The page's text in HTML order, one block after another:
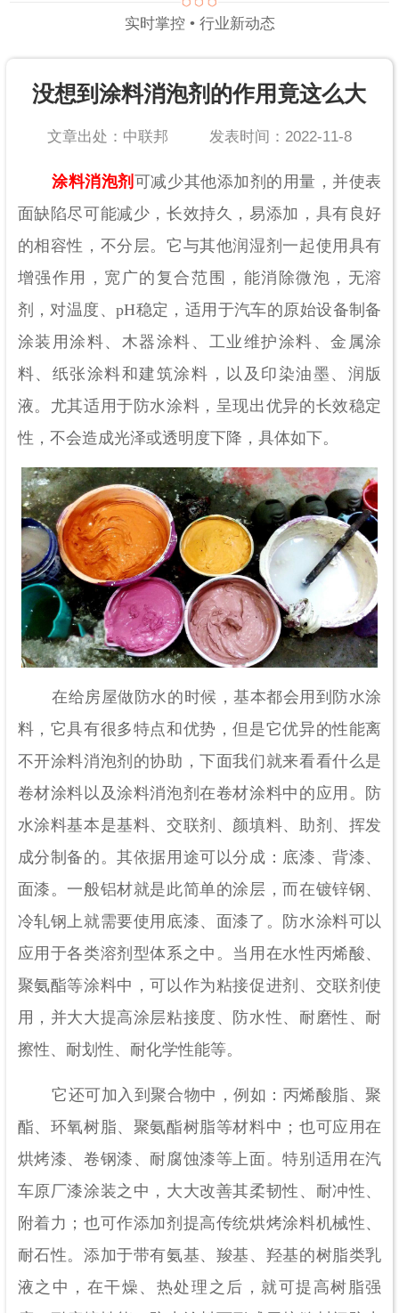
实时掌控 • 行业新动态
没想到涂料消泡剂的作用竟这么大
文章出处：中联邦 发表时间：2022-11-8
涂料消泡剂 可减少其他添加剂的用量，并使表
面缺陷尽可能减少，长效持久，易添加，具有良好
的相容性，不分层。它与其他润湿剂一起使用具有
增强作用，宽广的复合范围，能消除微泡，无溶
剂，对温度、pH稳定，适用于汽车的原始设备制备
涂装用涂料、木器涂料、工业维护涂料、金属涂
料、纸张涂料和建筑涂料，以及印染油墨、润版
液。尤其适用于防水涂料，呈现出优异的长效稳定
性，不会造成光泽或透明度下降，具体如下。
在给房屋做防水的时候，基本都会用到防水涂
料，它具有很多特点和优势，但是它优异的性能离
不开涂料消泡剂的协助，下面我们就来看看什么是
卷材涂料以及涂料消泡剂在卷材涂料中的应用。防
水涂料基本是基料、交联剂、颜填料、助剂、挥发
成分制备的。其依据用途可以分成：底漆、背漆、
面漆。一般铝材就是此简单的涂层，而在镀锌钢、
冷轧钢上就需要使用底漆、面漆了。防水涂料可以
应用于各类溶剂型体系之中。当用在水性丙烯酸、
聚氨酯等涂料中，可以作为粘接促进剂、交联剂使
用，并大大提高涂层粘接度、防水性、耐磨性、耐
擦性、耐划性、耐化学性能等。
它还可加入到聚合物中，例如：丙烯酸脂、聚
酯、环氧树脂、聚氨酯树脂等材料中；也可应用在
烘烤漆、卷钢漆、耐腐蚀漆等上面。特别适用在汽
车原厂漆涂装之中，大大改善其柔韧性、耐冲性、
附着力；也可作添加剂提高传统烘烤涂料机械性、
耐石性。添加于带有氨基、羧基、羟基的树脂类乳
液之中，在干燥、热处理之后，就可提高树脂强